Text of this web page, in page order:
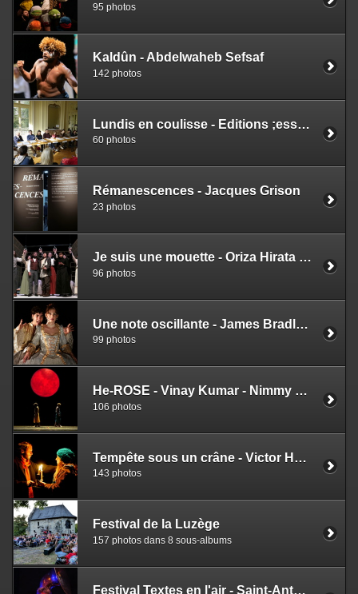
95 photos
Kaldûn - Abdelwaheb Sefsaf
142 photos
Lundis en coulisse - Editions ;esse que - Mathilde Priolet
60 photos
Rémanescences - Jacques Grison
23 photos
Je suis une mouette - Oriza Hirata - Laurent Gutmann
96 photos
Une note oscillante - James Bradley - Emmanuel.lx Linée - Jan Pieter Koch - Ricardo Moreno
99 photos
He-ROSE - Vinay Kumar - Nimmy Raphel - ENSATT
106 photos
Tempête sous un crâne - Victor Hugo - Jean Bellorini
143 photos
Festival de la Luzège
157 photos dans 8 sous-albums
Festival Textes en l'air - Saint-Antoine l'Abbaye